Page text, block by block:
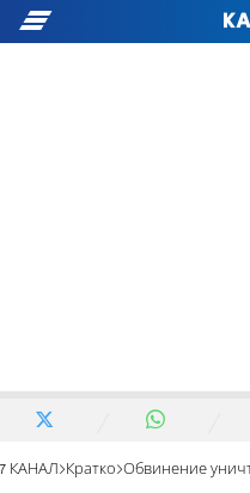
7 КАНАЛ Кратко Обвинение уничтожило